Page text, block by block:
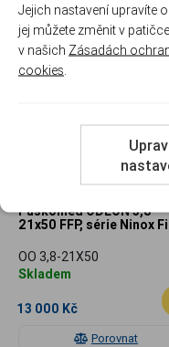
Porovnat
750 Kč
Porovnat
Puškohled ODEON 3,8-
21x50 FFP, série Ninox
OO 3,8-21X50
Skladem
13 000 Kč
Jejich nastavení upravíte
jej můžete změnit v
v našich Zásadách
cookies